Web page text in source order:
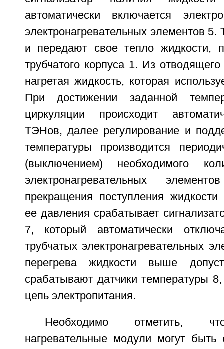
автоматически включается
электронагревательных элементов
и передают свое тепло жидкости,
трубчатого корпуса 1. Из
нагретая жидкость, которая
При достижении заданной
циркуляции происходит
ТЭНов, далее регулирование и
температуры производится
(выключением) необходимого
электронагревательных
прекращения поступления жидкости
ее давления срабатывает
7, который автоматически
трубчатых электронагревательных
перегрева жидкости выше
срабатывают датчики температуры
цепь электропитания.
Необходимо отметить,
нагревательные модули могут